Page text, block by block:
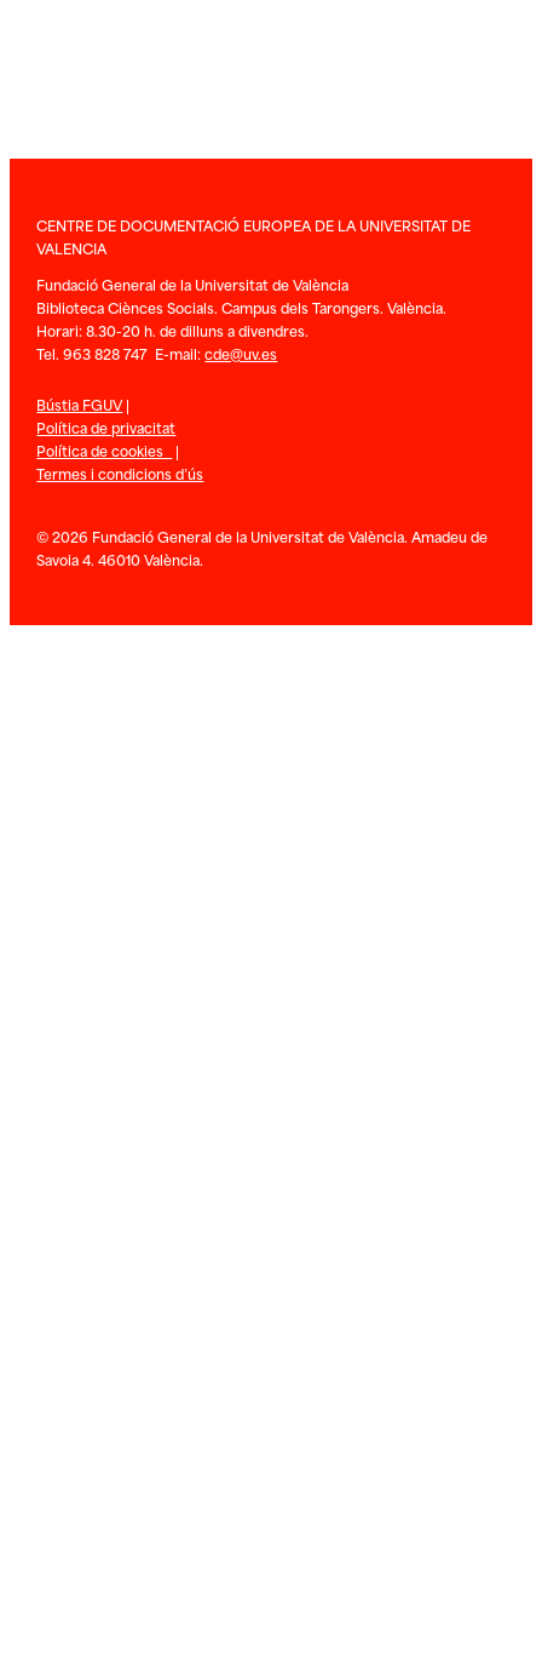
CENTRE DE DOCUMENTACIÓ EUROPEA DE LA UNIVERSITAT DE
VALENCIA
Fundació General de la Universitat de València
Biblioteca Ciènces Socials. Campus dels Tarongers. València.
Horari: 8.30-20 h. de dilluns a divendres.
Tel. 963 828 747 E-mail:cde@uv.es
Bústia FGUV|
Política de privacitat
Política de cookies |
Termes i condicions d’ús
© 2026 Fundació General de la Universitat de València. Amadeu de
Savoia 4. 46010 València.